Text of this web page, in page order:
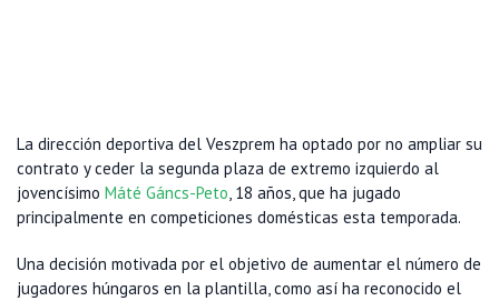
La dirección deportiva del Veszprem ha optado por no ampliar su
contrato y ceder la segunda plaza de extremo izquierdo al
jovencísimo Máté Gáncs-Peto, 18 años, que ha jugado
principalmente en competiciones domésticas esta temporada.
Una decisión motivada por el objetivo de aumentar el número de
jugadores húngaros en la plantilla, como así ha reconocido el